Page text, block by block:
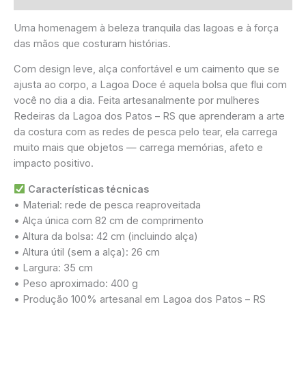
Uma homenagem à beleza tranquila das lagoas e à força
das mãos que costuram histórias.
Com design leve, alça confortável e um caimento que se
ajusta ao corpo, a Lagoa Doce é aquela bolsa que flui com
você no dia a dia. Feita artesanalmente por mulheres
Redeiras da Lagoa dos Patos – RS que aprenderam a arte
da costura com as redes de pesca pelo tear, ela carrega
muito mais que objetos — carrega memórias, afeto e
impacto positivo.
Características técnicas
• Material: rede de pesca reaproveitada
• Alça única com 82 cm de comprimento
• Altura da bolsa: 42 cm (incluindo alça)
• Altura útil (sem a alça): 26 cm
• Largura: 35 cm
• Peso aproximado: 400 g
• Produção 100% artesanal em Lagoa dos Patos – RS